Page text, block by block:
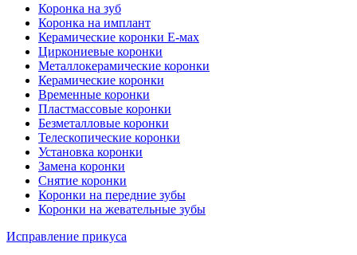
Коронка на зуб
Коронка на имплант
Керамические коронки Е-мах
Циркониевые коронки
Металлокерамические коронки
Керамические коронки
Временные коронки
Пластмассовые коронки
Безметалловые коронки
Телескопические коронки
Установка коронки
Замена коронки
Снятие коронки
Коронки на передние зубы
Коронки на жевательные зубы
Исправление прикуса